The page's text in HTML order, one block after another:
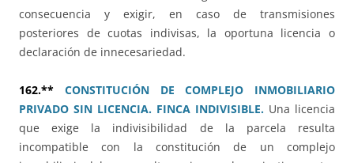
consecuencia y exigir, en caso de transmisiones
posteriores de cuotas indivisas, la oportuna licencia o
declaración de innecesariedad.
162.** CONSTITUCIÓN DE COMPLEJO INMOBILIARIO
PRIVADO SIN LICENCIA. FINCA INDIVISIBLE. Una licencia
que exige la indivisibilidad de la parcela resulta
incompatible con la constitución de un complejo